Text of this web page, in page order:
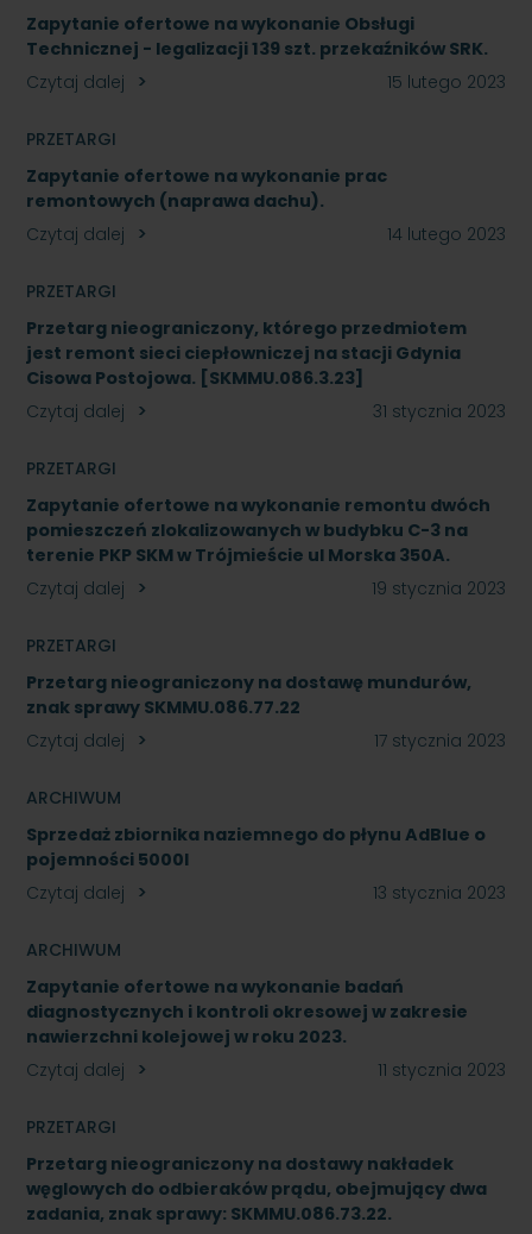
Zapytanie ofertowe na wykonanie Obsługi
Technicznej - legalizacji 139 szt. przekaźników SRK.
Czytaj dalej
15 lutego 2023
PRZETARGI
Zapytanie ofertowe na wykonanie prac
remontowych (naprawa dachu).
Czytaj dalej
14 lutego 2023
PRZETARGI
Przetarg nieograniczony, którego przedmiotem
jest remont sieci ciepłowniczej na stacji Gdynia
Cisowa Postojowa. [SKMMU.086.3.23]
Czytaj dalej
31 stycznia 2023
PRZETARGI
Zapytanie ofertowe na wykonanie remontu dwóch
pomieszczeń zlokalizowanych w budybku C-3 na
terenie PKP SKM w Trójmieście ul Morska 350A.
Czytaj dalej
19 stycznia 2023
PRZETARGI
Przetarg nieograniczony na dostawę mundurów,
znak sprawy SKMMU.086.77.22
Czytaj dalej
17 stycznia 2023
ARCHIWUM
Sprzedaż zbiornika naziemnego do płynu AdBlue o
pojemności 5000l
Czytaj dalej
13 stycznia 2023
ARCHIWUM
Zapytanie ofertowe na wykonanie badań
diagnostycznych i kontroli okresowej w zakresie
nawierzchni kolejowej w roku 2023.
Czytaj dalej
11 stycznia 2023
PRZETARGI
Przetarg nieograniczony na dostawy nakładek
węglowych do odbieraków prądu, obejmujący dwa
zadania, znak sprawy: SKMMU.086.73.22.